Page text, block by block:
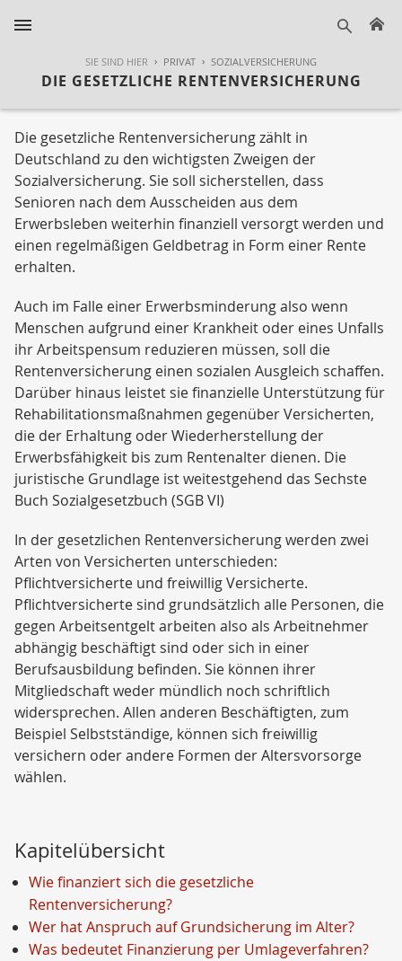
SIE SIND HIER PRIVAT SOZIALVERSICHERUNG
DIE GESETZLICHE RENTENVERSICHERUNG
Die gesetzliche Rentenversicherung zählt in
Deutschland zu den wichtigsten Zweigen der
Sozialversicherung. Sie soll sicherstellen, dass
Senioren nach dem Ausscheiden aus dem
Erwerbsleben weiterhin finanziell versorgt werden und
einen regelmäßigen Geldbetrag in Form einer Rente
erhalten.
Auch im Falle einer Erwerbsminderung also wenn
Menschen aufgrund einer Krankheit oder eines Unfalls
ihr Arbeitspensum reduzieren müssen, soll die
Rentenversicherung einen sozialen Ausgleich schaffen.
Darüber hinaus leistet sie finanzielle Unterstützung für
Rehabilitationsmaßnahmen gegenüber Versicherten,
die der Erhaltung oder Wiederherstellung der
Erwerbsfähigkeit bis zum Rentenalter dienen. Die
juristische Grundlage ist weitestgehend das Sechste
Buch Sozialgesetzbuch (SGB VI)
In der gesetzlichen Rentenversicherung werden zwei
Arten von Versicherten unterschieden:
Pflichtversicherte und freiwillig Versicherte.
Pflichtversicherte sind grundsätzlich alle Personen, die
gegen Arbeitsentgelt arbeiten also als Arbeitnehmer
abhängig beschäftigt sind oder sich in einer
Berufsausbildung befinden. Sie können ihrer
Mitgliedschaft weder mündlich noch schriftlich
widersprechen. Allen anderen Beschäftigten, zum
Beispiel Selbstständige, können sich freiwillig
versichern oder andere Formen der Altersvorsorge
wählen.
Kapitelübersicht
Wie finanziert sich die gesetzliche
Rentenversicherung?
Wer hat Anspruch auf Grundsicherung im Alter?
Was bedeutet Finanzierung per Umlageverfahren?